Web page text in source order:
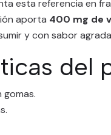
esta referencia en
aporta 400 mg de
y con sabor
del
gomas.